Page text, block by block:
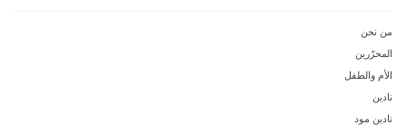
من نحن
المحرّرين
الأم والطفل
نادين
نادين مود